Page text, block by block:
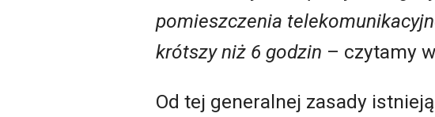
pomieszczenia
krótszy niż 6 godzin – czytamy
Od tej generalnej zasady